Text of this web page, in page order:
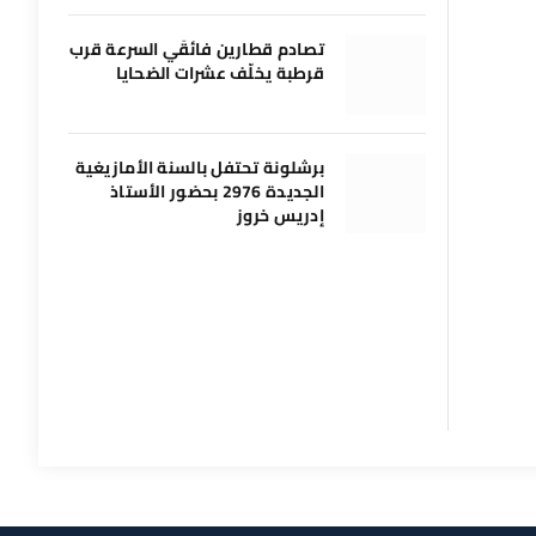
تصادم قطارين فائقَي السرعة قرب
قرطبة يخلّف عشرات الضحايا
برشلونة تحتفل بالسنة الأمازيغية
الجديدة 2976 بحضور الأستاذ
إدريس خروز